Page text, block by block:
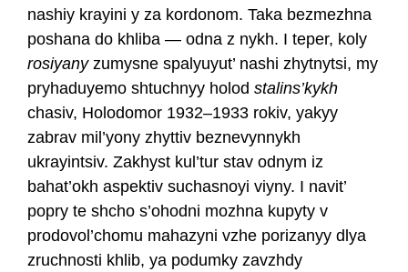
nashiy krayini y za kordonom. Taka bezmezhna
poshana do khliba — odna z nykh. I teper, koly
rosiyany zumysne spalyuyut’ nashi zhytnytsi, my
pryhaduyemo shtuchnyy holod stalins’kykh
chasiv, Holodomor 1932–1933 rokiv, yakyy
zabrav mil’yony zhyttiv beznevynnykh
ukrayintsiv. Zakhyst kul’tur stav odnym iz
bahat’okh aspektiv suchasnoyi viyny. I navit’
popry te shcho s’ohodni mozhna kupyty v
prodovol’chomu mahazyni vzhe porizanyy dlya
zruchnosti khlib, ya podumky zavzhdy